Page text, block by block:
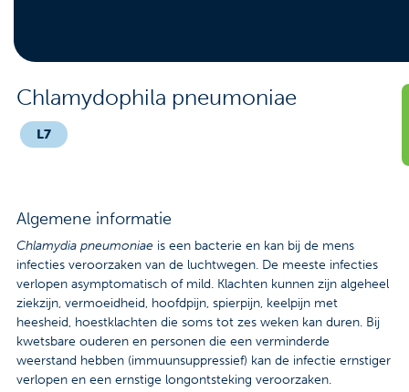
Tarieven
Praktische informatie
Onderzoeken
Trombosedienst
Chlamydophila pneumoniae
L7
Algemene informatie
Chlamydia pneumoniae is een bacterie en kan bij de mens
infecties veroorzaken van de luchtwegen. De meeste infecties
verlopen asymptomatisch of mild. Klachten kunnen zijn algeheel
ziekzijn, vermoeidheid, hoofdpijn, spierpijn, keelpijn met
heesheid, hoestklachten die soms tot zes weken kan duren. Bij
kwetsbare ouderen en personen die een verminderde
weerstand hebben (immuunsuppressief) kan de infectie ernstiger
verlopen en een ernstige longontsteking veroorzaken.